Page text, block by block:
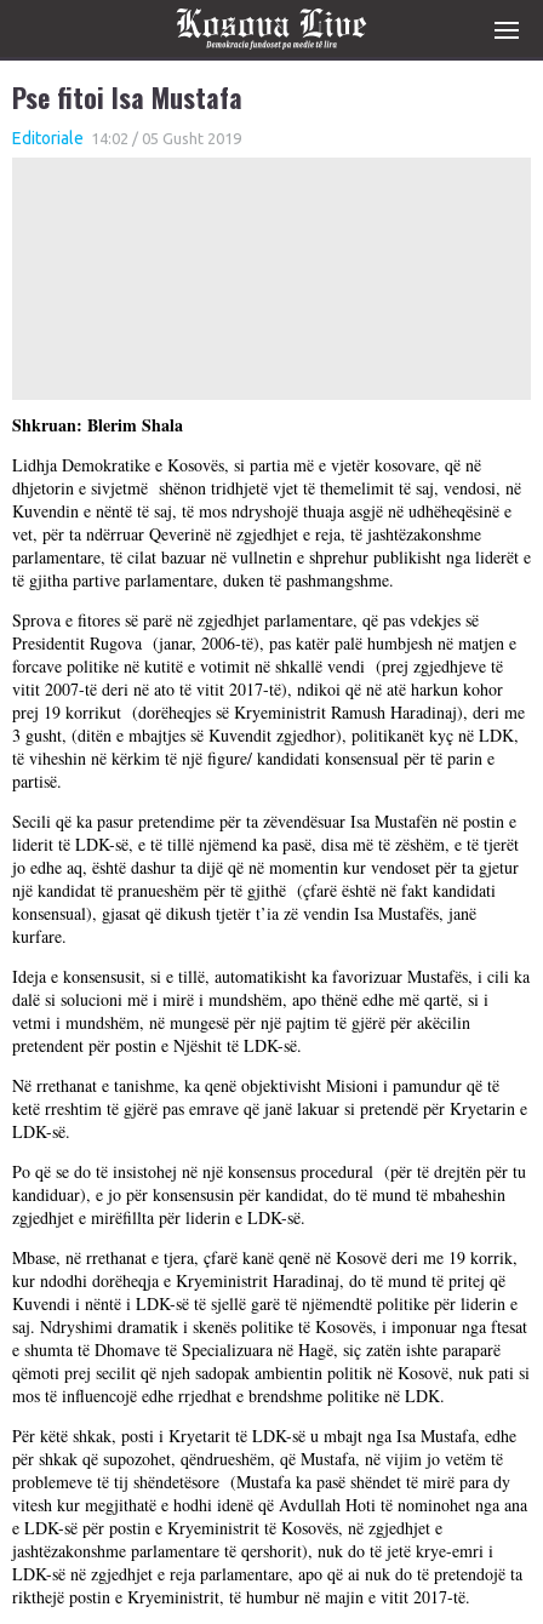
Pse fitoi Isa Mustafa
Editoriale 14:02 / 05 Gusht 2019
Shkruan: Blerim Shala
Lidhja Demokratike e Kosovës, si partia më e vjetër kosovare, që në
dhjetorin e sivjetmë shënon tridhjetë vjet të themelimit të saj, vendosi, në
Kuvendin e nëntë të saj, të mos ndryshojë thuaja asgjë në udhëheqësinë e
vet, për ta ndërruar Qeverinë në zgjedhjet e reja, të jashtëzakonshme
parlamentare, të cilat bazuar në vullnetin e shprehur publikisht nga liderët e
të gjitha partive parlamentare, duken të pashmangshme.
Sprova e fitores së parë në zgjedhjet parlamentare, që pas vdekjes së
Presidentit Rugova (janar, 2006-të), pas katër palë humbjesh në matjen e
forcave politike në kutitë e votimit në shkallë vendi (prej zgjedhjeve të
vitit 2007-të deri në ato të vitit 2017-të), ndikoi që në atë harkun kohor
prej 19 korrikut (dorëheqjes së Kryeministrit Ramush Haradinaj), deri me
3 gusht, (ditën e mbajtjes së Kuvendit zgjedhor), politikanët kyç në LDK,
të viheshin në kërkim të një figure/ kandidati konsensual për të parin e
partisë.
Secili që ka pasur pretendime për ta zëvendësuar Isa Mustafën në postin e
liderit të LDK-së, e të tillë njëmend ka pasë, disa më të zëshëm, e të tjerët
jo edhe aq, është dashur ta dijë që në momentin kur vendoset për ta gjetur
një kandidat të pranueshëm për të gjithë (çfarë është në fakt kandidati
konsensual), gjasat që dikush tjetër t’ia zë vendin Isa Mustafës, janë
kurfare.
Ideja e konsensusit, si e tillë, automatikisht ka favorizuar Mustafës, i cili ka
dalë si solucioni më i mirë i mundshëm, apo thënë edhe më qartë, si i
vetmi i mundshëm, në mungesë për një pajtim të gjërë për akëcilin
pretendent për postin e Njëshit të LDK-së.
Në rrethanat e tanishme, ka qenë objektivisht Misioni i pamundur që të
ketë rreshtim të gjërë pas emrave që janë lakuar si pretendë për Kryetarin e
LDK-së.
Po që se do të insistohej në një konsensus procedural (për të drejtën për tu
kandiduar), e jo për konsensusin për kandidat, do të mund të mbaheshin
zgjedhjet e mirëfillta për liderin e LDK-së.
Mbase, në rrethanat e tjera, çfarë kanë qenë në Kosovë deri me 19 korrik,
kur ndodhi dorëheqja e Kryeministrit Haradinaj, do të mund të pritej që
Kuvendi i nëntë i LDK-së të sjellë garë të njëmendtë politike për liderin e
saj. Ndryshimi dramatik i skenës politike të Kosovës, i imponuar nga ftesat
e shumta të Dhomave të Specializuara në Hagë, siç zatën ishte paraparë
qëmoti prej secilit që njeh sadopak ambientin politik në Kosovë, nuk pati si
mos të influencojë edhe rrjedhat e brendshme politike në LDK.
Për këtë shkak, posti i Kryetarit të LDK-së u mbajt nga Isa Mustafa, edhe
për shkak që supozohet, qëndrueshëm, që Mustafa, në vijim jo vetëm të
problemeve të tij shëndetësore (Mustafa ka pasë shëndet të mirë para dy
vitesh kur megjithatë e hodhi idenë që Avdullah Hoti të nominohet nga ana
e LDK-së për postin e Kryeministrit të Kosovës, në zgjedhjet e
jashtëzakonshme parlamentare të qershorit), nuk do të jetë krye-emri i
LDK-së në zgjedhjet e reja parlamentare, apo që ai nuk do të pretendojë ta
rikthejë postin e Kryeministrit, të humbur në majin e vitit 2017-të.